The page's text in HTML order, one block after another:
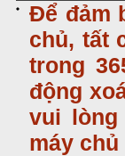
Để đảm
chủ, tất
trong
động
vui
máy